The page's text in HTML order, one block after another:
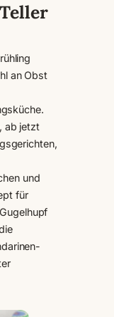
an Obst
ab jetzt
und
für